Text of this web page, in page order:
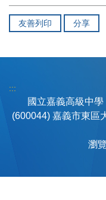
友善列印 分享
:::
國立嘉義高級中學
(600044) 嘉義市東區
瀏